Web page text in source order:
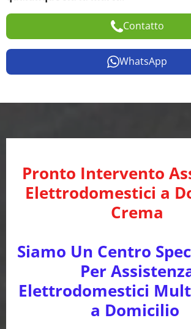
Contatto
WhatsApp
Pronto Intervento
Elettrodomestici a
Crema
Siamo Un Centro
Per
Elettrodomestici
a Domicilio